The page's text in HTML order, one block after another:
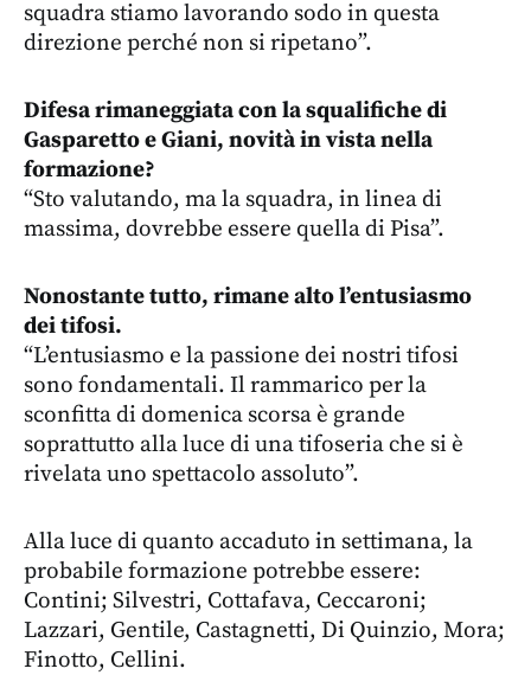
squadra stiamo lavorando sodo in questa
direzione perché non si ripetano”.
Difesa rimaneggiata con la squalifiche di
Gasparetto e Giani, novità in vista nella
formazione?
“Sto valutando, ma la squadra, in linea di
massima, dovrebbe essere quella di Pisa”.
Nonostante tutto, rimane alto l’entusiasmo
dei tifosi.
“L’entusiasmo e la passione dei nostri tifosi
sono fondamentali. Il rammarico per la
sconfitta di domenica scorsa è grande
soprattutto alla luce di una tifoseria che si è
rivelata uno spettacolo assoluto”.
Alla luce di quanto accaduto in settimana, la
probabile formazione potrebbe essere:
Contini; Silvestri, Cottafava, Ceccaroni;
Lazzari, Gentile, Castagnetti, Di Quinzio, Mora;
Finotto, Cellini.